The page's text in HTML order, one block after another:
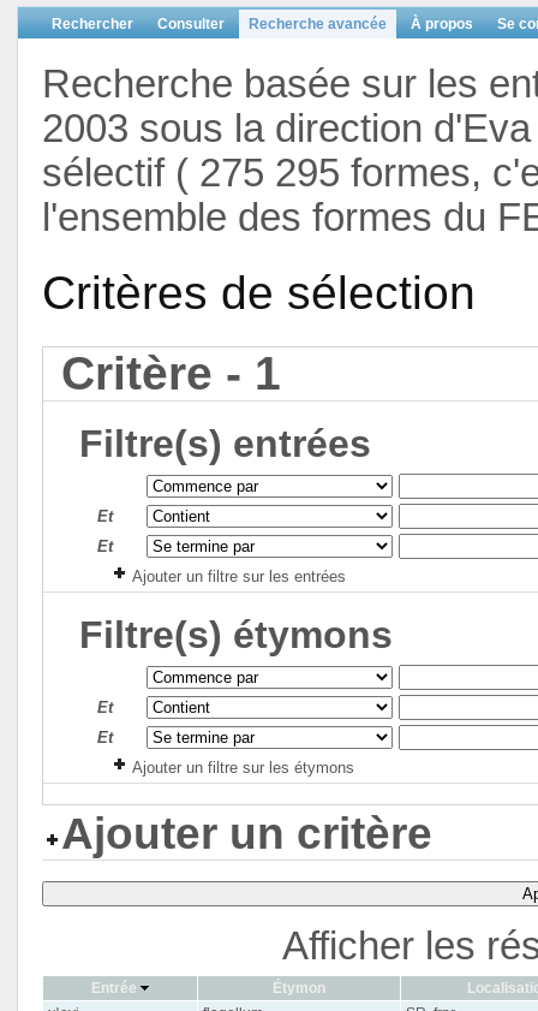
Rechercher Consulter Recherche avancée À propos Se
Recherche basée sur les
2003 sous la direction
sélectif ( 275 295 formes,
l'ensemble des formes du
Critères de sélection
Critère - 1
Filtre(s) entrées
Et
Et
Ajouter un filtre sur les entrées
Filtre(s) étymons
Et
Et
Ajouter un filtre sur les étymons
Ajouter un critère
Afficher les
Entrée Étymon